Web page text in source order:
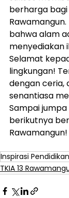
berharga bagi
bahwa alam
menyediakan
Selamat
lingkungan!
dengan ceria,
senantiasa
Sampai
berikutnya
Rawamangun!
Inspirasi Pendidikan
TKIA 13